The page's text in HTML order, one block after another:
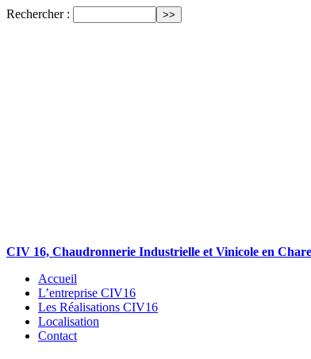
Rechercher :
CIV 16, Chaudronnerie Industrielle et Vinicole en
Accueil
L’entreprise CIV16
Les Réalisations CIV16
Localisation
Contact